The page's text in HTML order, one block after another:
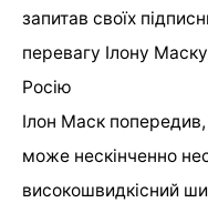
запитав своїх
перевагу Ілону
Росію
Ілон Маск
може нескінченно
високошвидкісний